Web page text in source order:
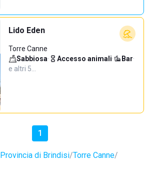
Lido Eden
Torre Canne
Sabbiosa· Accesso animali· Bar·
e altri 5…
1
Provincia di Brindisi Torre Canne